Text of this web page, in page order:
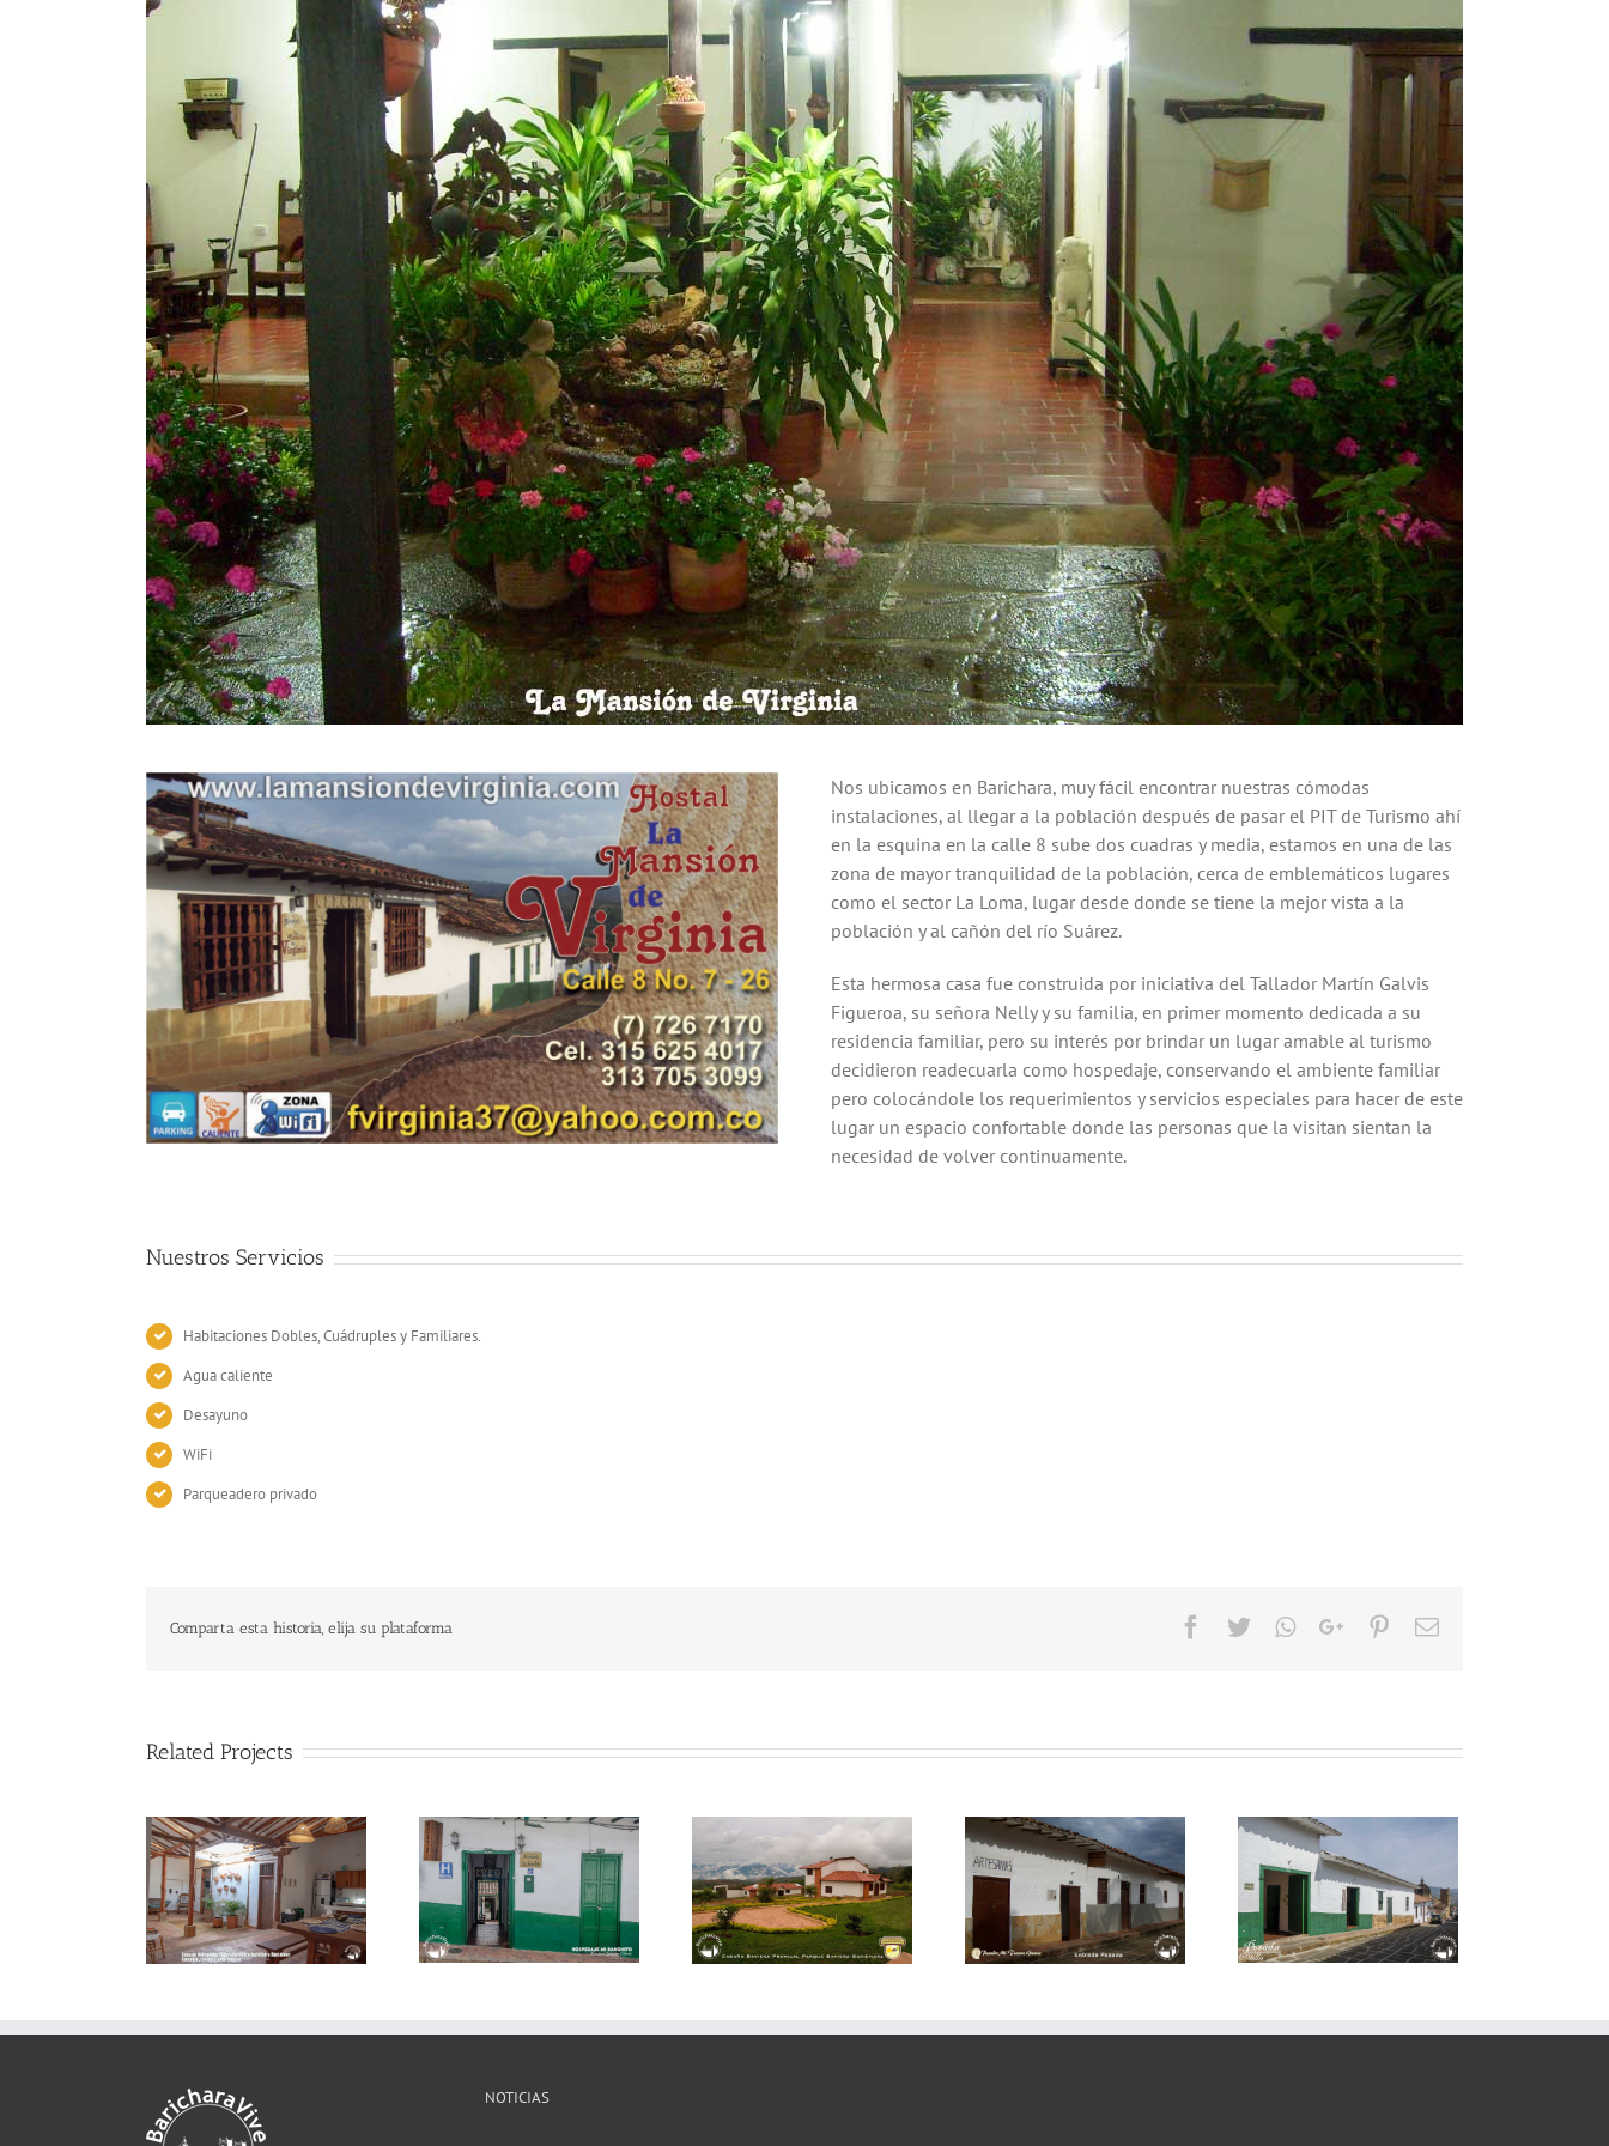
Nos ubicamos en Barichara, muy fácil encontrar nuestras cómodas
instalaciones, al llegar a la población después de pasar el PIT de Turismo ahí
en la esquina en la calle 8 sube dos cuadras y media, estamos en una de las
zona de mayor tranquilidad de la población, cerca de emblemáticos lugares
como el sector La Loma, lugar desde donde se tiene la mejor vista a la
población y al cañón del río Suárez.
Esta hermosa casa fue construida por iniciativa del Tallador Martín Galvis
Figueroa, su señora Nelly y su familia, en primer momento dedicada a su
residencia familiar, pero su interés por brindar un lugar amable al turismo
decidieron readecuarla como hospedaje, conservando el ambiente familiar
pero colocándole los requerimientos y servicios especiales para hacer de este
lugar un espacio confortable donde las personas que la visitan sientan la
necesidad de volver continuamente.
Nuestros Servicios
Habitaciones Dobles, Cuádruples y Familiares.
Agua caliente
Desayuno
WiFi
Parqueadero privado
Comparta esta historia, elija su plataforma Facebook
TwitterWhatsapp
Google+Pinterest
Email
Related Projects
Hospedaje Mi Ranchito
Condominio Parque
Baviera
Posada mi Tierra Guane Posada Stella
NOTICIAS